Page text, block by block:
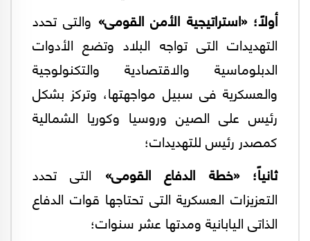
أولاً؛ «استراتيجية الأمن القومى» والتى تحدد
التهديدات التى تواجه البلاد وتضع الأدوات
الدبلوماسية والاقتصادية والتكنولوجية
والعسكرية فى سبيل مواجهتها، وتركز بشكل
رئيس على الصين وروسيا وكوريا الشمالية
كمصدر رئيس للتهديدات؛
ثانياً؛ «خطة الدفاع القومى» التى تحدد
التعزيزات العسكرية التى تحتاجها قوات الدفاع
الذاتى اليابانية ومدتها عشر سنوات؛